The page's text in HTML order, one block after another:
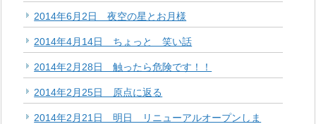
2014年6月2日 夜空の星とお月様
2014年4月14日 ちょっと 笑い話
2014年2月28日 触ったら危険です！！
2014年2月25日 原点に返る
2014年2月21日 明日 リニューアルオープンしま